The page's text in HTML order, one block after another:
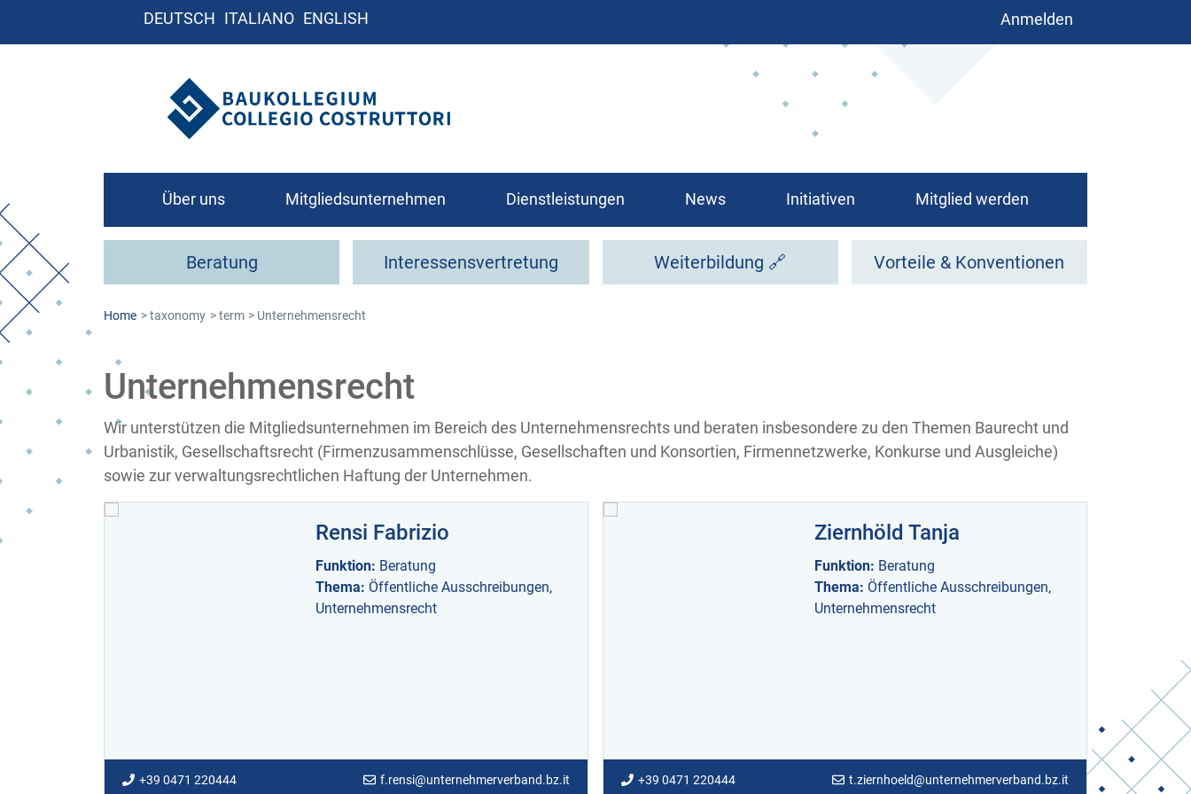
DEUTSCH ITALIANO ENGLISH Benutzermenü
Anmelden
Über uns
Leitbild
Organigramm
Kontakt
Mitgliedsunternehmen Dienstleistungen News Initiativen Mitglied werden
Beratung Interessensvertretung Weiterbildung 🔗 Vorteile & Konventionen
Home taxonomy term Unternehmensrecht
Unternehmensrecht
Wir unterstützen die Mitgliedsunternehmen im Bereich des Unternehmensrechts und beraten insbesondere zu den Themen Baurecht und
Urbanistik, Gesellschaftsrecht (Firmenzusammenschlüsse, Gesellschaften und Konsortien, Firmennetzwerke, Konkurse und Ausgleiche)
sowie zur verwaltungsrechtlichen Haftung der Unternehmen.
Rensi Fabrizio
Funktion: Beratung
Thema: Öffentliche Ausschreibungen,
Unternehmensrecht
+39 0471 220444 f.rensi@unternehmerverband.bz.it
Ziernhöld Tanja
Funktion: Beratung
Thema: Öffentliche Ausschreibungen,
Unternehmensrecht
+39 0471 220444 t.ziernhoeld@unternehmerverband.bz.it